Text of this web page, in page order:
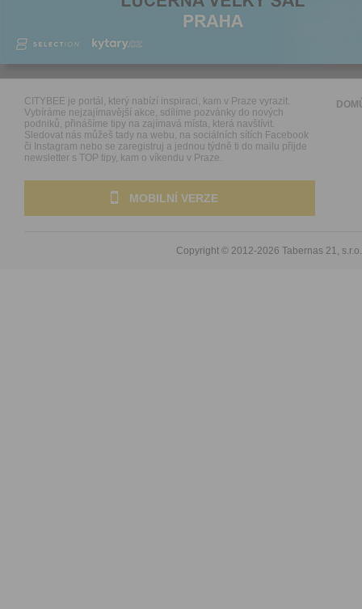
CITYBEE je portál, který nabízí inspiraci, kam v Praze vyrazit.
Vybíráme nejzajímavější akce, sdílíme pozvánky do nových
podniků, přinášíme tipy na zajímavá místa, která navštívit.
Sledovat nás můžeš tady na webu, na sociálních sítích Facebook
či Instagram nebo se zaregistruj a jednou týdně ti do mailu přijde
newsletter s TOP tipy, kam o víkendu v Praze.
MOBILNÍ VERZE
Copyright © 2012-2026 Tabernas 21, s.r.o.